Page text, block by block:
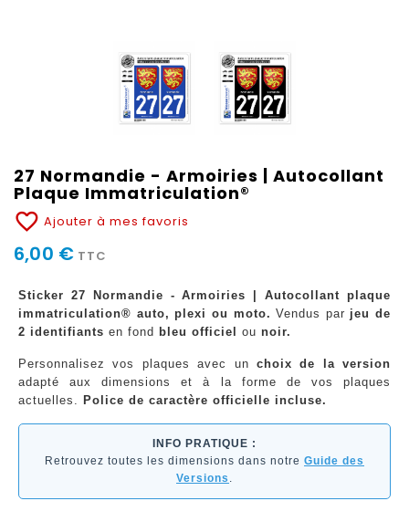
27 Normandie - Armoiries | Autocollant
Plaque Immatriculation®
favorite_border Ajouter à mes favoris
6,00 € TTC
Sticker 27 Normandie - Armoiries | Autocollant plaque
immatriculation® auto, plexi ou moto. Vendus par jeu de
2 identifiants en fond bleu officiel ou noir.
Personnalisez vos plaques avec un choix de la version
adapté aux dimensions et à la forme de vos plaques
actuelles. Police de caractère officielle incluse.
INFO PRATIQUE :
Retrouvez toutes les dimensions dans notre Guide des
Versions .